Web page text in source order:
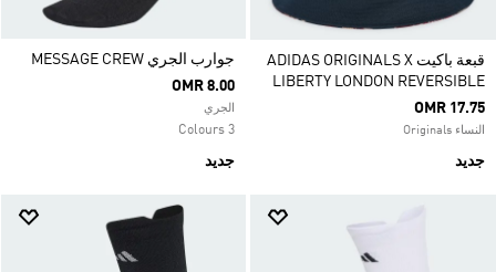
قبعة باكيت ADIDAS ORIGINALS X
LIBERTY LONDON REVERSIBLE
OMR 17.75
النساء Originals
جديد
جوارب الجري MESSAGE CREW
OMR 8.00
الجري
3 Colours
جديد